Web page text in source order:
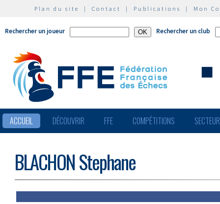
Plan du site | Contact | Publications | Mon
Rechercher un joueur Rechercher un club
ACCUEIL DÉCOUVRIR FFE COMPÉTITIONS
BLACHON Stephane